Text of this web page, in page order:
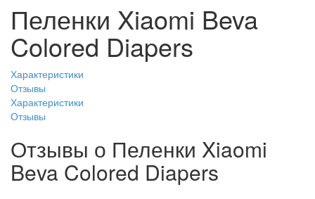
Пеленки Xiaomi Beva
Colored Diapers
Характеристики
Отзывы
Характеристики
Отзывы
Отзывы о Пеленки Xiaomi
Beva Colored Diapers